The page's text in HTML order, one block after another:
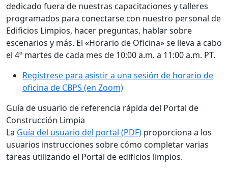
dedicado fuera de nuestras capacitaciones y talleres
programados para conectarse con nuestro personal de
Edificios Limpios, hacer preguntas, hablar sobre
escenarios y más. El «Horario de Oficina» se lleva a cabo
el 4º martes de cada mes de 10:00 a.m. a 11:00 a.m. PT.
Regístrese para asistir a una sesión de horario de
oficina de CBPS (en Zoom)
Guía de usuario de referencia rápida del Portal de
Construcción Limpia
La Guía del usuario del portal (PDF) proporciona a los
usuarios instrucciones sobre cómo completar varias
tareas utilizando el Portal de edificios limpios.